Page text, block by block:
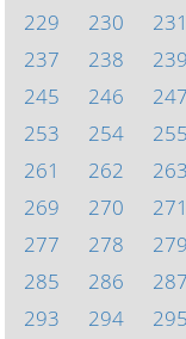
229
230 231
237
238 239
245
246 247
253
254 255
261
262 263
269
270 271
277
278 279
285
286 287
293
294 295